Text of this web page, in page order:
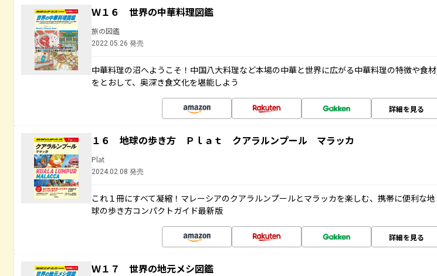
Ｗ１６ 世界の中華料理図鑑
旅の図鑑
2022.05.26 発売
中華料理の沼へようこそ！中国八大料理など本場の中華と世界に広がる中華料理の特徴や食材
をとおして、奥深き食文化を堪能しよう
詳細を見る
１６ 地球の歩き方 Ｐｌａｔ クアラルンプール マラッカ
Plat
2024.02.08 発売
これ１冊にすべて凝縮！マレーシアのクアラルンプールとマラッカを楽しむ、携帯に便利な地
球の歩き方コンパクトガイド最新版
詳細を見る
Ｗ１７ 世界の地元メシ図鑑